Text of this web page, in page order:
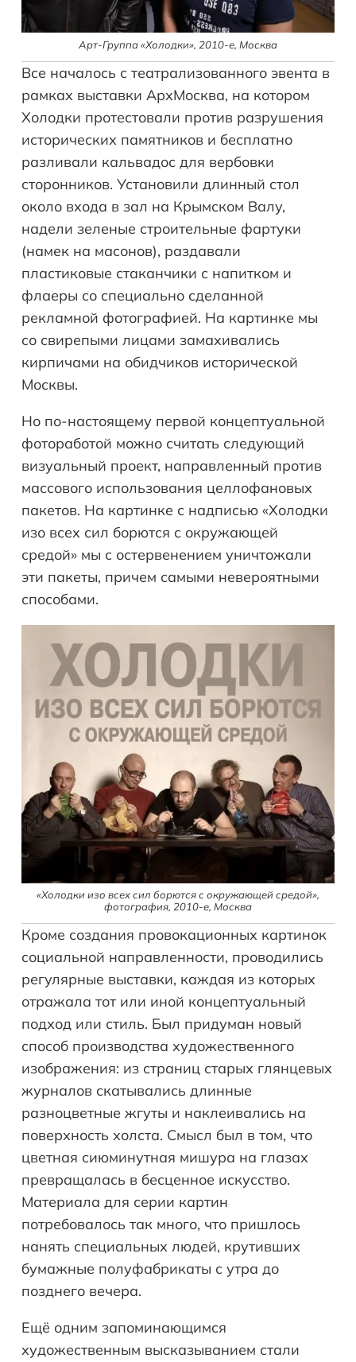
Арт-Группа «Холодки», 2010-е, Москва
Все началось с театрализованного эвента в
рамках выставки АрхМосква, на котором
Холодки протестовали против разрушения
исторических памятников и бесплатно
разливали кальвадос для вербовки
сторонников. Установили длинный стол
около входа в зал на Крымском Валу,
надели зеленые строительные фартуки
(намек на масонов), раздавали
пластиковые стаканчики с напитком и
флаеры со специально сделанной
рекламной фотографией. На картинке мы
со свирепыми лицами замахивались
кирпичами на обидчиков исторической
Москвы.
Но по-настоящему первой концептуальной
фотоработой можно считать следующий
визуальный проект, направленный против
массового использования целлофановых
пакетов. На картинке с надписью «Холодки
изо всех сил борются с окружающей
средой» мы с остервенением уничтожали
эти пакеты, причем самыми невероятными
способами.
«Холодки изо всех сил борются с окружающей средой»,
фотография, 2010-е, Москва
Кроме создания провокационных картинок
социальной направленности, проводились
регулярные выставки, каждая из которых
отражала тот или иной концептуальный
подход или стиль. Был придуман новый
способ производства художественного
изображения: из страниц старых глянцевых
журналов скатывались длинные
разноцветные жгуты и наклеивались на
поверхность холста. Смысл был в том, что
цветная сиюминутная мишура на глазах
превращалась в бесценное искусство.
Материала для серии картин
потребовалось так много, что пришлось
нанять специальных людей, крутивших
бумажные полуфабрикаты с утра до
позднего вечера.
Ещё одним запоминающимся
художественным высказыванием стали